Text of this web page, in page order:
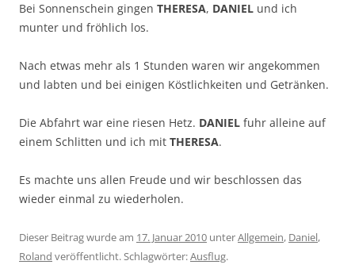
Bei Sonnenschein gingen THERESA, DANIEL und ich
munter und fröhlich los.
Nach etwas mehr als 1 Stunden waren wir angekommen
und labten und bei einigen Köstlichkeiten und Getränken.
Die Abfahrt war eine riesen Hetz. DANIEL fuhr alleine auf
einem Schlitten und ich mit THERESA.
Es machte uns allen Freude und wir beschlossen das
wieder einmal zu wiederholen.
Dieser Beitrag wurde am 17. Januar 2010 unterAllgemein, Daniel,
Roland veröffentlicht. Schlagwörter:Ausflug.